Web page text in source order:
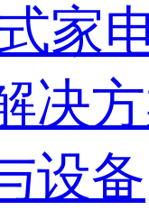
家
决
设备